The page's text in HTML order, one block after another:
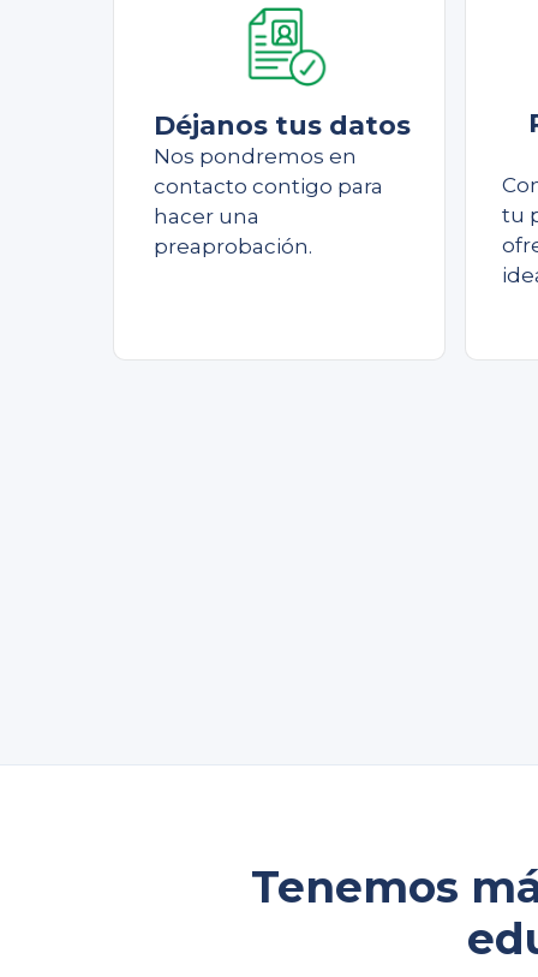
Déjanos tus datos
Nos pondremos en
contacto contigo para
hacer una
preaprobación.
tu
Tenemos